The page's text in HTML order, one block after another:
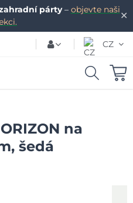
✕
párty– objevte naši
CZ
na
šedá